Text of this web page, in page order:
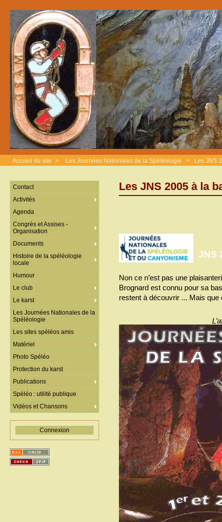
Accueil du site > Les Journées Nationales de la Spéléologie > Les JNS
Les JNS 2005 à la
JNS
Non ce n’est pas une
Brognard est connu pour sa
restent à découvrir ... Mais
Contact
Activités
Agenda
Congrès et Assises -
Organisation
Documents
Histoire de la spéléologie
locale
Humour
Le club
Le karst
Les Journées Nationales de la
Spéléologie
Les sites spéléos amis
Matériel
Photo Spéléo
Protection du karst
Publications
Spéléo : utilité publique
Vidéos et Chansons
Connexion